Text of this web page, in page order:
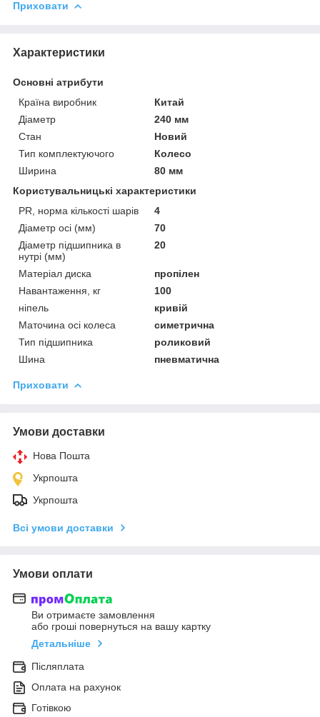
Приховати
Характеристики
Основні атрибути
Країна виробник
Китай
Діаметр
240 мм
Стан
Новий
Тип комплектуючого
Колесо
Ширина
80 мм
Користувальницькі характеристики
PR, норма кількості шарів
4
Діаметр осі (мм)
70
Діаметр підшипника в
нутрі (мм)
20
Матеріал диска
пропілен
Навантаження, кг
100
ніпель
кривій
Маточина осі колеса
симетрична
Тип підшипника
роликовий
Шина
пневматична
Приховати
Умови доставки
Нова Пошта
Укрпошта
Укрпошта
Всі умови доставки
Умови оплати
Ви отримаєте замовлення
або гроші повернуться на вашу картку
Детальніше
Післяплата
Оплата на рахунок
Готівкою